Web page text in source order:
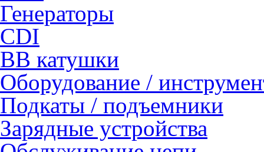
Генераторы
CDI
ВВ катушки
Оборудование /
Подкаты / подъемники
Зарядные устройства